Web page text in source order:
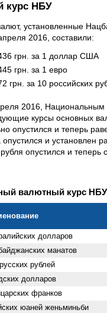
курс НБУ
установленные
2016, составили:
грн. за 1 доллар США
грн. за 1 евро
грн. за 10 российских
2016,
курсы основных
опустился и теперь
опустился и установлен
опустился и теперь
валютный курс НБУ
долларов
манатов
рублей
долларов
франков
юаней женьминьби